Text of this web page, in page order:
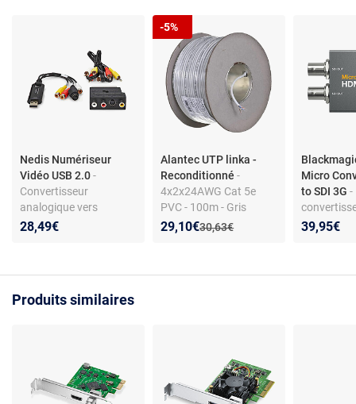
Nedis Numériseur
Vidéo USB 2.0-
Convertisseur
analogique vers
numérique - USB 2.0 ;
28,49€
Alantec UTP linka -
Reconditionné-
4x2x24AWG Cat 5e
PVC - 100m - Gris
Ancien prix :
30,63€
Nouveau prix :
29,10€
Réduction de :
-5%
Micro
to SDI 3G-
SDI 3G
39,95€
Produits similaires